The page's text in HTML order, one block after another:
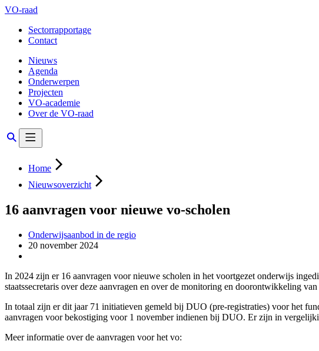
VO-raad
Sectorrapportage
Contact
Nieuws
Agenda
Onderwerpen
Projecten
VO-academie
Over de VO-raad
Home
Nieuwsoverzicht
16 aanvragen voor nieuwe vo-scholen
Onderwijsaanbod in de regio
20 november 2024
In 2024 zijn er 16 aanvragen voor nieuwe scholen in het voortgezet onderwijs
staatssecretaris over deze aanvragen en over de monitoring en doorontwikkeling
In totaal zijn er dit jaar 71 initiatieven gemeld bij DUO (pre-registraties) voor het
aanvragen voor bekostiging voor 1 november indienen bij DUO. Er zijn in
Meer informatie over de aanvragen voor het vo: